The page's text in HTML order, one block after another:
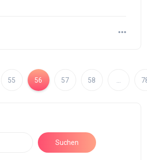
55 56 57 58
Suchen